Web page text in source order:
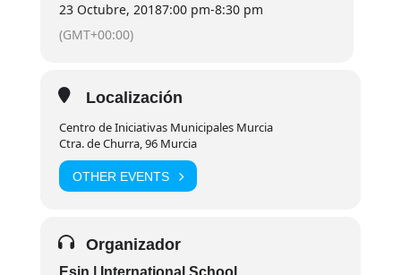
23 Octubre, 20187:00 pm-8:30 pm
(GMT+00:00)
Localización
Centro de Iniciativas Municipales Murcia
Ctra. de Churra, 96 Murcia
OTHER EVENTS
Organizador
Esin | International School